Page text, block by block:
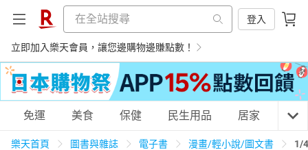
登入
立即加入樂天會員，讓您邊購物邊賺點數！
購物網分類
免運 美食 保健 民生用品 居家 3C
樂天首頁 圖書與雜誌 電子書 漫畫/輕小說/圖文書 1/